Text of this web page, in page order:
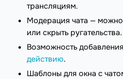
трансляциям.
Модерация чата —
или скрыть ругательства.
Возможность добавления
действию.
Шаблоны для окна с